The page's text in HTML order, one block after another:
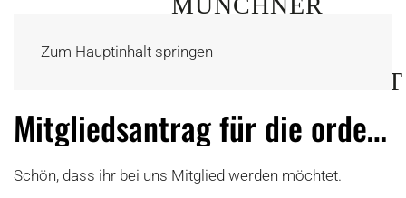
Zum Hauptinhalt springen
Mitgliedsantrag für die ordentliche Mitgliedschaft
Schön, dass ihr bei uns Mitglied werden möchtet.